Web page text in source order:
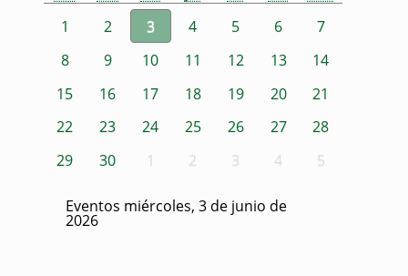
1 2 3 4 5 6
7
8
9 10 11 12 13
14
15
16 17 18 19 20
21
22
23 24 25 26 27
28
29
30 1 2 3 4 5
Eventos miércoles, 3 de junio de
2026